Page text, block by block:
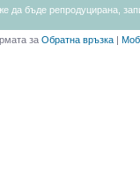
да бъде репродуцирана,
за Обратна връзка |